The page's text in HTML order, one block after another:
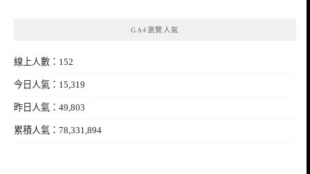
GA4瀏覽人氣
線上人數：152
今日人氣：15,319
昨日人氣：49,803
累積人氣：78,331,894